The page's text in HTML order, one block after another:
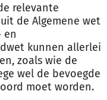
relevante
de Algemene wet
en
kunnen allerlei
zoals wie de
wel de bevoegde
moet worden.